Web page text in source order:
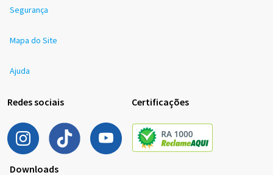
Segurança
Mapa do Site
Ajuda
Redes sociais Certificações
Downloads